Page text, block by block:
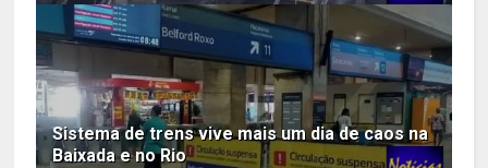
Sistema de trens vive mais um dia de caos na
Baixada e no Rio